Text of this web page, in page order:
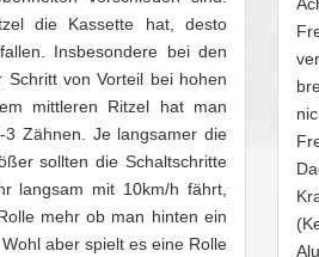
die Kassette hat, desto
Insbesondere bei den
von Vorteil bei hohen
mittleren Ritzel hat man
Zähnen. Je langsamer die
sollten die Schaltschritte
langsam mit 10km/h fährt,
mehr ob man hinten ein
aber spielt es eine Rolle